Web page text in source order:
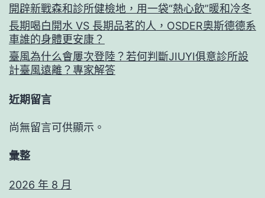
開辟新戰森和診所健檢地，用一袋“熱心飲”暖和冷冬
長期喝白開水 VS 長期品茗的人，OSDER奧斯德德系
車誰的身體更安康？
臺風為什么會屢次登陸？若何判斷JIUYI俱意診所設
計臺風遠離？專家解答
近期留言
尚無留言可供顯示。
彙整
2026 年 8 月